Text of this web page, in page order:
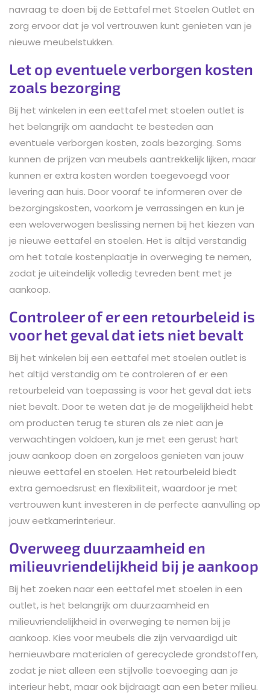
navraag te doen bij de Eettafel met Stoelen Outlet en
zorg ervoor dat je vol vertrouwen kunt genieten van je
nieuwe meubelstukken.
Let op eventuele verborgen kosten
zoals bezorging
Bij het winkelen in een eettafel met stoelen outlet is
het belangrijk om aandacht te besteden aan
eventuele verborgen kosten, zoals bezorging. Soms
kunnen de prijzen van meubels aantrekkelijk lijken, maar
kunnen er extra kosten worden toegevoegd voor
levering aan huis. Door vooraf te informeren over de
bezorgingskosten, voorkom je verrassingen en kun je
een weloverwogen beslissing nemen bij het kiezen van
je nieuwe eettafel en stoelen. Het is altijd verstandig
om het totale kostenplaatje in overweging te nemen,
zodat je uiteindelijk volledig tevreden bent met je
aankoop.
Controleer of er een retourbeleid is
voor het geval dat iets niet bevalt
Bij het winkelen bij een eettafel met stoelen outlet is
het altijd verstandig om te controleren of er een
retourbeleid van toepassing is voor het geval dat iets
niet bevalt. Door te weten dat je de mogelijkheid hebt
om producten terug te sturen als ze niet aan je
verwachtingen voldoen, kun je met een gerust hart
jouw aankoop doen en zorgeloos genieten van jouw
nieuwe eettafel en stoelen. Het retourbeleid biedt
extra gemoedsrust en flexibiliteit, waardoor je met
vertrouwen kunt investeren in de perfecte aanvulling op
jouw eetkamerinterieur.
Overweeg duurzaamheid en
milieuvriendelijkheid bij je aankoop
Bij het zoeken naar een eettafel met stoelen in een
outlet, is het belangrijk om duurzaamheid en
milieuvriendelijkheid in overweging te nemen bij je
aankoop. Kies voor meubels die zijn vervaardigd uit
hernieuwbare materialen of gerecyclede grondstoffen,
zodat je niet alleen een stijlvolle toevoeging aan je
interieur hebt, maar ook bijdraagt aan een beter milieu.